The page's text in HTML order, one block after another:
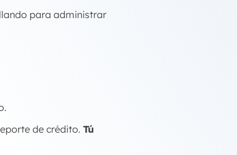
para administrar
de crédito. Tú